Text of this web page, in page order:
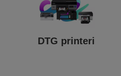
DTG printeri